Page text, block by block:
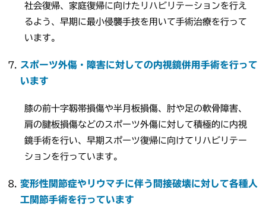
社会復帰、家庭復帰に向けたリハビリテーションを行え
るよう、早期に最小侵襲手技を用いて手術治療を行って
います。
スポーツ外傷・障害に対しての内視鏡併用手術を行って
います
膝の前十字靱帯損傷や半月板損傷、肘や足の軟骨障害、
肩の腱板損傷などのスポーツ外傷に対して積極的に内視
鏡手術を行い、早期スポーツ復帰に向けてリハビリテー
ションを行っています。
変形性関節症やリウマチに伴う間接破壊に対して各種人
工関節手術を行っています